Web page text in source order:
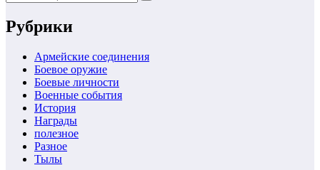
Рубрики
Армейские соединения
Боевое оружие
Боевые личности
Военные события
История
Награды
полезное
Разное
Тылы